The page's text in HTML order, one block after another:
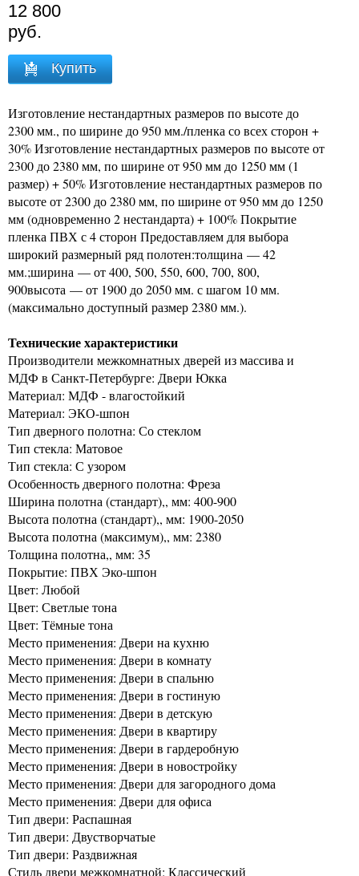
12 800
руб.
Купить
Изготовление нестандартных размеров по высоте до
2300 мм., по ширине до 950 мм./пленка со всех сторон +
30% Изготовление нестандартных размеров по высоте от
2300 до 2380 мм, по ширине от 950 мм до 1250 мм (1
размер) + 50% Изготовление нестандартных размеров по
высоте от 2300 до 2380 мм, по ширине от 950 мм до 1250
мм (одновременно 2 нестандарта) + 100% Покрытие
пленка ПВХ с 4 сторон Предоставляем для выбора
широкий размерный ряд полотен:толщина — 42
мм.;ширина — от 400, 500, 550, 600, 700, 800,
900высота — от 1900 до 2050 мм. с шагом 10 мм.
(максимально доступный размер 2380 мм.).
Технические характеристики
Производители межкомнатных дверей из массива и
МДФ в Санкт-Петербурге: Двери Юкка
Материал: МДФ - влагостойкий
Материал: ЭКО-шпон
Тип дверного полотна: Со стеклом
Тип стекла: Матовое
Тип стекла: С узором
Особенность дверного полотна: Фреза
Ширина полотна (стандарт),, мм: 400-900
Высота полотна (стандарт),, мм: 1900-2050
Высота полотна (максимум),, мм: 2380
Толщина полотна,, мм: 35
Покрытие: ПВХ Эко-шпон
Цвет: Любой
Цвет: Светлые тона
Цвет: Тёмные тона
Место применения: Двери на кухню
Место применения: Двери в комнату
Место применения: Двери в спальню
Место применения: Двери в гостиную
Место применения: Двери в детскую
Место применения: Двери в квартиру
Место применения: Двери в гардеробную
Место применения: Двери в новостройку
Место применения: Двери для загородного дома
Место применения: Двери для офиса
Тип двери: Распашная
Тип двери: Двустворчатые
Тип двери: Раздвижная
Стиль двери межкомнатной: Классический